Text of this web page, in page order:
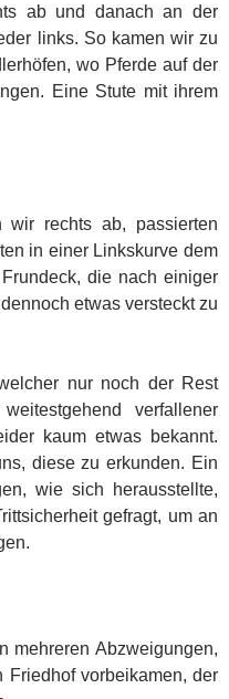
ab und danach an der
links. So kamen wir zu
wo Pferde auf der
Eine Stute mit ihrem
wir rechts ab, passierten
in einer Linkskurve dem
die nach einiger
etwas versteckt zu
nur noch der Rest
verfallener
kaum etwas bekannt.
diese zu erkunden. Ein
wie sich herausstellte,
gefragt, um an
mehreren Abzweigungen,
vorbeikamen, der